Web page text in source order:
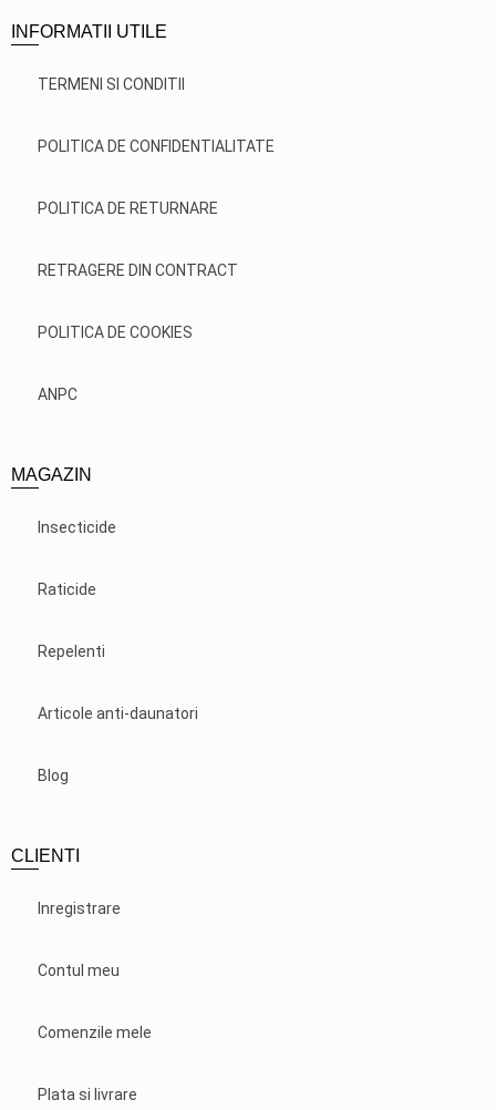
INFORMATII UTILE
TERMENI SI CONDITII
POLITICA DE CONFIDENTIALITATE
POLITICA DE RETURNARE
RETRAGERE DIN CONTRACT
POLITICA DE COOKIES
ANPC
MAGAZIN
Insecticide
Raticide
Repelenti
Articole anti-daunatori
Blog
CLIENTI
Inregistrare
Contul meu
Comenzile mele
Plata si livrare